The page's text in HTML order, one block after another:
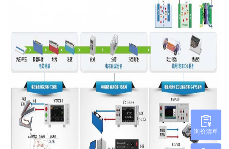
询价清单